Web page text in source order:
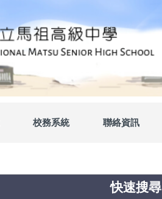
校務系統 聯絡資訊
快速搜尋